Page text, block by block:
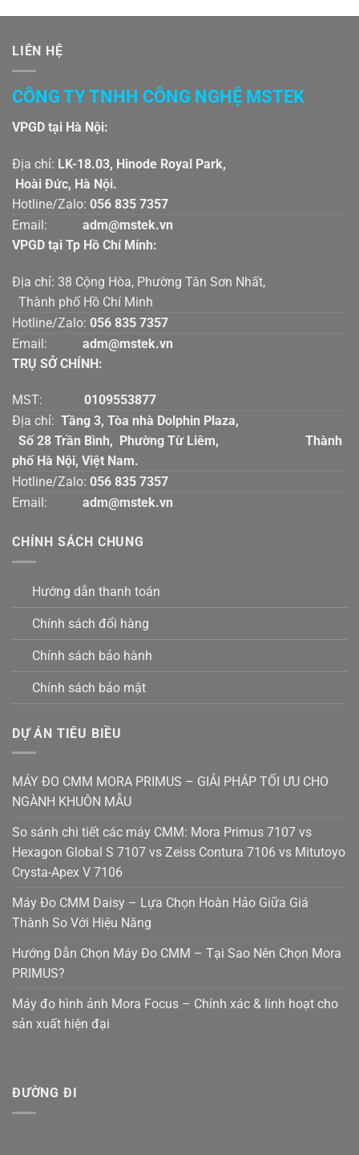
LIÊN HỆ
CÔNG TY TNHH CÔNG NGHỆ MSTEK
VPGD tại Hà Nội:
Địa chỉ: LK-18.03, Hinode Royal Park,
Hoài Đức, Hà Nội.
Hotline/Zalo: 056 835 7357
Email:
adm@mstek.vn
VPGD tại Tp Hồ Chí Mính:
Địa chỉ: 38 Cộng Hòa, Phường Tân Sơn Nhất,
Thành phố Hồ Chí Minh
Hotline/Zalo: 056 835 7357
Email:
adm@mstek.vn
TRỤ SỞ CHÍNH:
MST: 0109553877
Địa chỉ: Tầng 3, Tòa nhà Dolphin Plaza,
Số 28 Trần Bình, Phường Từ Liêm, Thành
phố Hà Nội, Việt Nam.
Hotline/Zalo: 056 835 7357
Email:
adm@mstek.vn
CHÍNH SÁCH CHUNG
Hướng dẫn thanh toán
Chính sách đổi hàng
Chính sách bảo hành
Chính sách bảo mật
DỰ ÁN TIÊU BIỀU
MÁY ĐO CMM MORA PRIMUS – GIẢI PHÁP TỐI ƯU CHO
NGÀNH KHUÔN MẪU
So sánh chi tiết các máy CMM: Mora Primus 7107 vs
Hexagon Global S 7107 vs Zeiss Contura 7106 vs Mitutoyo
Crysta-Apex V 7106
Máy Đo CMM Daisy – Lựa Chọn Hoàn Hảo Giữa Giá
Thành So Với Hiệu Năng
Hướng Dẫn Chọn Máy Đo CMM – Tại Sao Nên Chọn Mora
PRIMUS?
Máy đo hình ảnh Mora Focus – Chính xác & linh hoạt cho
sản xuất hiện đại
ĐƯỜNG ĐI